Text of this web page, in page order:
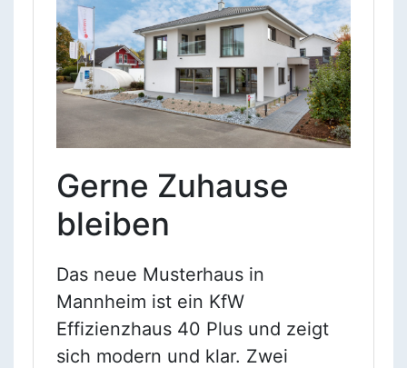
Gerne Zuhause
bleiben
Das neue Musterhaus in
Mannheim ist ein KfW
Effizienzhaus 40 Plus und zeigt
sich modern und klar. Zwei